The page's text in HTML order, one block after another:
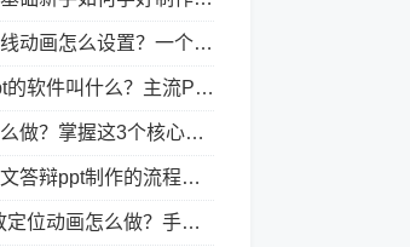
画怎么设置？一个简单的设置技巧
叫什么？主流PPT制作软件盘点与选型指南
这3个核心制作方法与技巧，新手也能变大神！
制作的流程是怎样的？新手零门槛指南
怎么做？手把手教程，小白也能学会做动态PPT